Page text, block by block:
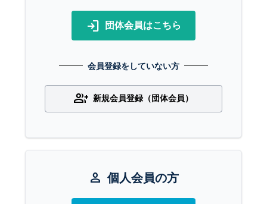
login 団体会員はこちら
会員登録をしていない方
group_add 新規会員登録（団体会員）
person 個人会員の方